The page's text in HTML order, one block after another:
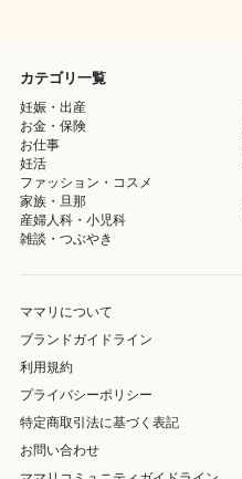
カテゴリ一覧
妊娠・出産
お金・保険
お仕事
妊活
ファッション・コスメ
家族・旦那
産婦人科・小児科
雑談・つぶやき
ママリについて
ブランドガイドライン
利用規約
プライバシーポリシー
特定商取引法に基づく表記
お問い合わせ